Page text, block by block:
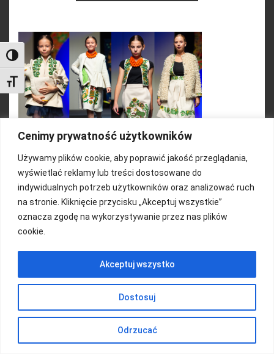
Cenimy prywatność użytkowników
Używamy plików cookie, aby poprawić jakość przeglądania,
wyświetlać reklamy lub treści dostosowane do
indywidualnych potrzeb użytkowników oraz analizować ruch
na stronie. Kliknięcie przycisku „Akceptuj wszystkie”
oznacza zgodę na wykorzystywanie przez nas plików
cookie.
Dostosuj
Odrzucać
Akceptuj wszystko
Toggle High Contrast
Toggle Font size
FUNDACJA KOLOROWO
Copyright 2016/ Autor: ThemeWisdom